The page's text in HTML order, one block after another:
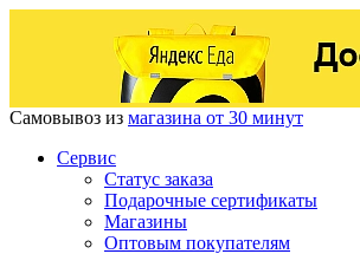
Самовывоз из магазина от 30 минут
Сервис
Статус заказа
Подарочные сертификаты
Магазины
Оптовым покупателям